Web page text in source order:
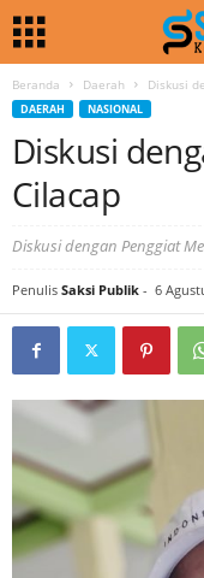
Beranda Daerah Diskusi
DAERAH NASIONAL
Diskusi
Cilacap
Diskusi dengan Penggiat
Penulis Saksi Publik - 6